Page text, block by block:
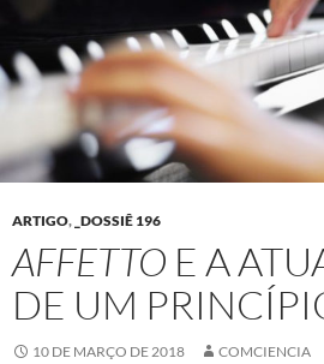
ARTIGO, _DOSSIÊ 196
AFFETTO E A
DE UM
10 DE MARÇO DE 2018 COMCIENCIA